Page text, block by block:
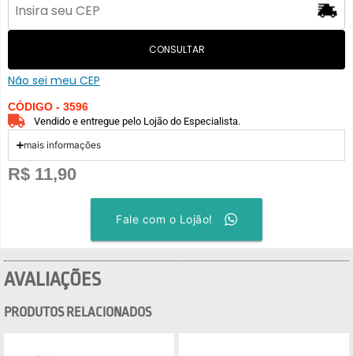
CONSULTAR
Não sei meu CEP
CÓDIGO - 3596
Vendido e entregue pelo Lojão do Especialista.
mais informações
R$ 11,90
Fale com o Lojão!
AVALIAÇÕES
PRODUTOS RELACIONADOS